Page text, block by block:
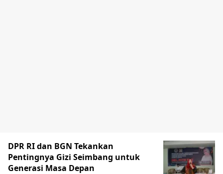
DPR RI dan BGN Tekankan
Pentingnya Gizi Seimbang untuk
Generasi Masa Depan